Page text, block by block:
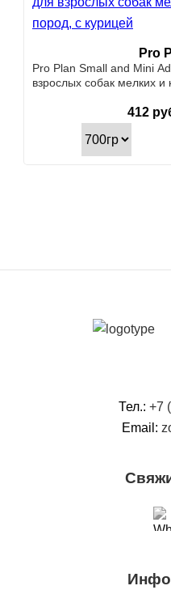
Pro
Pro Plan Small and Mini
взрослых собак мелких и
412
Тел.:+7
Email: